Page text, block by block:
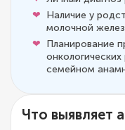
Наличие у
молочной
Планирование
семейном
Что выявляет